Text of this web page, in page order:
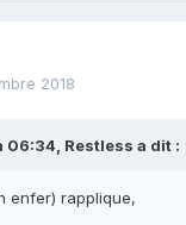
2018
06:34, Restless a dit :
enfer) rapplique,